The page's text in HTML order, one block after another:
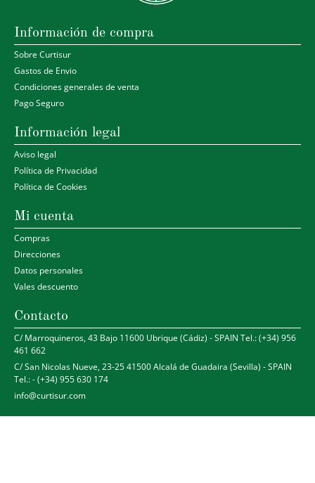
Información de compra
Sobre Curtisur
Gastos de Envio
Condiciones generales de venta
Pago Seguro
Información legal
Aviso legal
Política de Privacidad
Política de Cookies
Mi cuenta
Compras
Direcciones
Datos personales
Vales descuento
Contacto
C/ Marroquineros, 43 Bajo 11600 Ubrique (Cádiz) - SPAIN Tel.: (+34) 956
461 662
C/ San Nicolas Nueve, 23-25 41500 Alcalá de Guadaira (Sevilla) - SPAIN
Tel.: - (+34) 955 630 174
info@curtisur.com